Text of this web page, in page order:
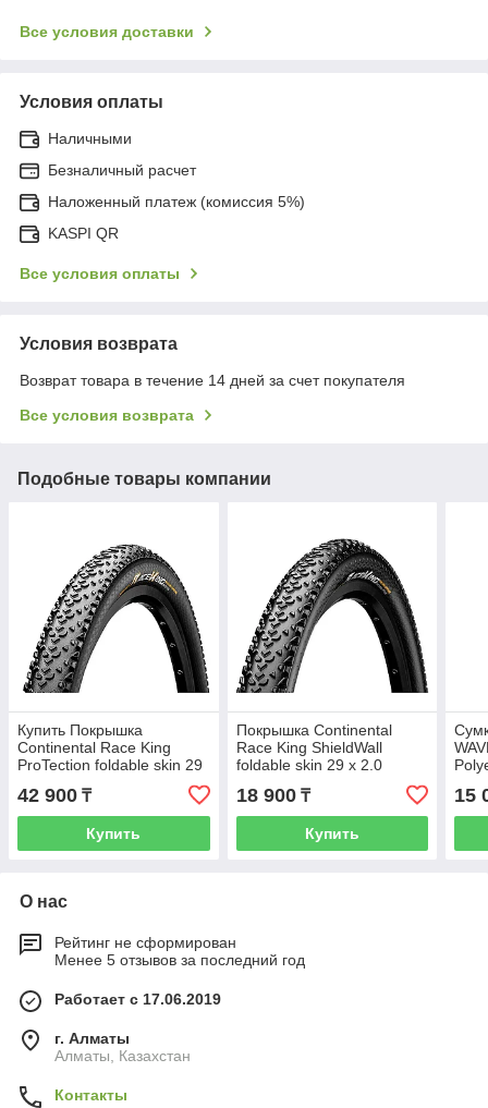
Все условия доставки
Условия оплаты
Наличными
Безналичный расчет
Наложенный платеж (комиссия 5%)
KASPI QR
Все условия оплаты
Условия возврата
Возврат товара в течение 14 дней за счет покупателя
Все условия возврата
Подобные товары компании
Купить Покрышка
Continental Race King
ProTection foldable skin 29
42 900 ₸
Купить
Покрышка Continental
Race King ShieldWall
foldable skin 29 x 2.0
18 900₸
Купить
15
О нас
Рейтинг не сформирован
Менее 5 отзывов за последний год
Работает с 17.06.2019
г. Алматы
Алматы, Казахстан
Контакты